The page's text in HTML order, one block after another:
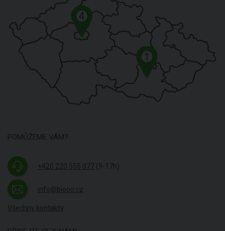
1
4
POMŮŽEME VÁM?
+420 220 555 077 (9-17h)
info@biooo.cz
Všechny kontakty